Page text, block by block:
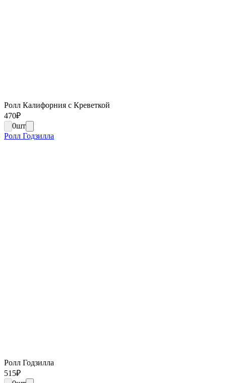
Ролл Калифорния с Креветкой
470₽
0шт
Ролл Годзилла
Ролл Годзилла
515₽